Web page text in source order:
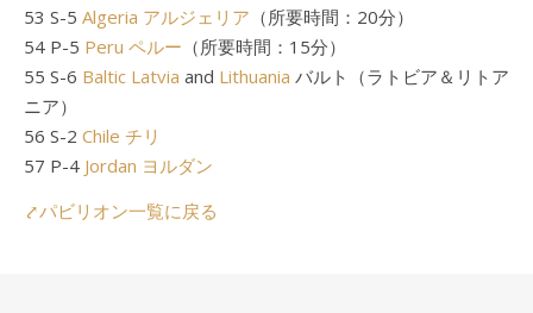
53 S-5 Algeria アルジェリア （所要時間：20分）
54 P-5 Peru ペルー （所要時間：15分）
55 S-6 Baltic Latvia and Lithuania バルト（ラトビア＆リトア
ニア）
56 S-2 Chile チリ
57 P-4 Jordan ヨルダン
⤤パビリオン一覧に戻る